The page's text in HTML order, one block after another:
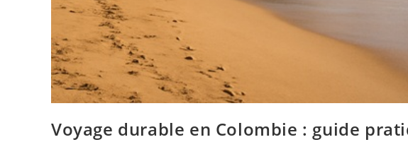
Voyage durable en Colombie : guide